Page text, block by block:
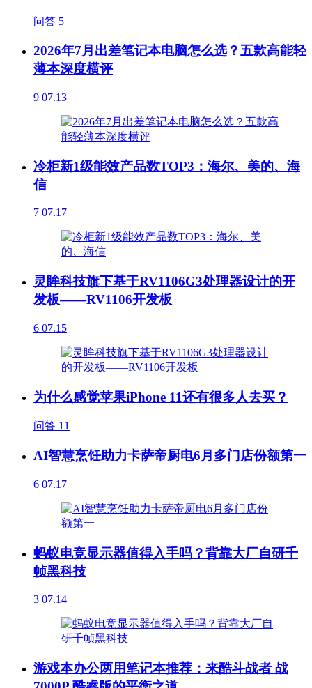
问答 5
2026年7月出差笔记本电脑怎么选？五款高能轻
薄本深度横评
9 07.13
冷柜新1级能效产品数TOP3：海尔、美的、海
信
7 07.17
灵眸科技旗下基于RV1106G3处理器设计的开
发板——RV1106开发板
6 07.15
为什么感觉苹果iPhone 11还有很多人去买？
问答 11
AI智慧烹饪助力卡萨帝厨电6月多门店份额第一
6 07.17
蚂蚁电竞显示器值得入手吗？背靠大厂自研千
帧黑科技
3 07.14
游戏本办公两用笔记本推荐：来酷斗战者 战